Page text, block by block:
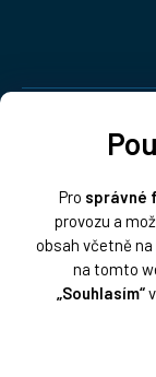
Pro správné
provozu a
obsah včetně
na tomto
„Souhlasím“